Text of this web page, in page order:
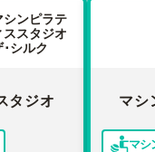
シンピラテ
ススタジオ
･シルク
タジオ マシ
マシ